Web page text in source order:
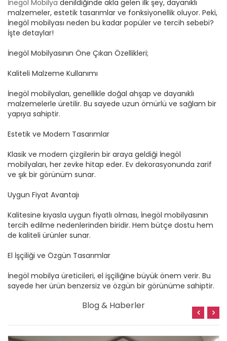
İnegöl Mobilya denildiğinde akla gelen ilk şey, dayanıklı
malzemeler, estetik tasarımlar ve fonksiyonellik oluyor. Peki,
İnegöl mobilyası neden bu kadar popüler ve tercih sebebi?
İşte detaylar!
İnegöl Mobilyasının Öne Çıkan Özellikleri;
Kaliteli Malzeme Kullanımı
İnegöl mobilyaları, genellikle doğal ahşap ve dayanıklı
malzemelerle üretilir. Bu sayede uzun ömürlü ve sağlam bir
yapıya sahiptir.
Estetik ve Modern Tasarımlar
Klasik ve modern çizgilerin bir araya geldiği İnegöl
mobilyaları, her zevke hitap eder. Ev dekorasyonunda zarif
ve şık bir görünüm sunar.
Uygun Fiyat Avantajı
Kalitesine kıyasla uygun fiyatlı olması, İnegöl mobilyasının
tercih edilme nedenlerinden biridir. Hem bütçe dostu hem
de kaliteli ürünler sunar.
El İşçiliği ve Özgün Tasarımlar
İnegöl mobilya üreticileri, el işçiliğine büyük önem verir. Bu
sayede her ürün benzersiz ve özgün bir görünüme sahiptir.
Blog & Haberler